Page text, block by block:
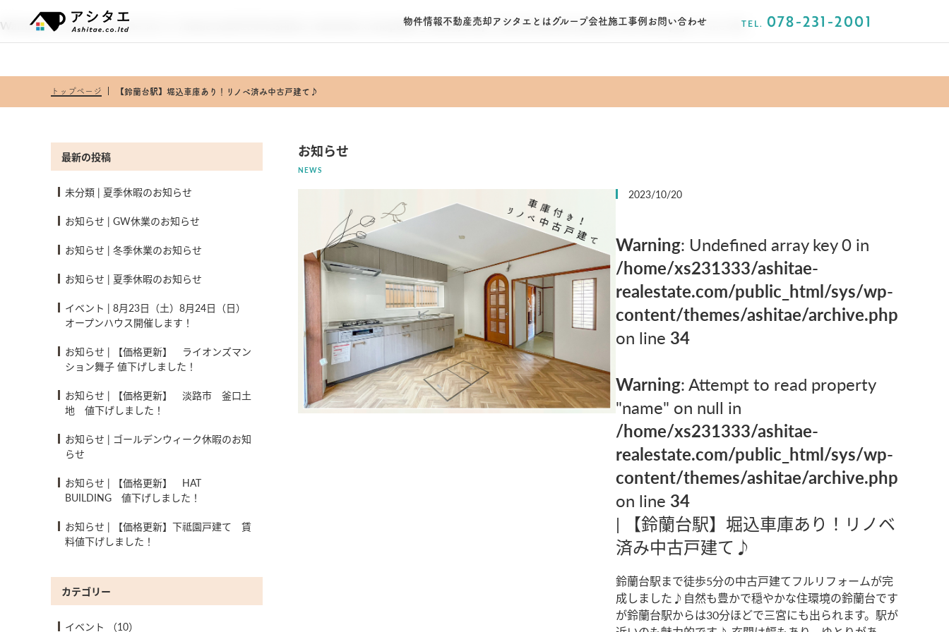
Warning: Undefined variable $url in /home/xs231333/ashitae-realestate.com/public_html/sys/wp-content/themes/ashitae/functions.phpon line 141
物件情報不動産売却 アシタエとは グループ会社施工事例 お問い合わせ TEL. 078-231-2001
トップページ 【鈴蘭台駅】堀込車庫あり！リノベ済み中古戸建て♪
最新の投稿
未分類 | 夏季休暇のお知らせ
お知らせ | GW休業のお知らせ
お知らせ | 冬季休業のお知らせ
お知らせ | 夏季休暇のお知らせ
イベント | 8月23日（土）8月24日（日）
オープンハウス開催します！
お知らせ | 【価格更新】 ライオンズマン
ション舞子 値下げしました！
お知らせ | 【価格更新】 淡路市 釜口土
地 値下げしました！
お知らせ | ゴールデンウィーク休暇のお知
らせ
お知らせ | 【価格更新】 HAT
BUILDING 値下げしました！
お知らせ | 【価格更新】下祗園戸建て 賃
料値下げしました！
カテゴリー
イベント （10）
お知らせ
NEWS
2023/10/20
Warning: Undefined array key 0 in
/home/xs231333/ashitae-
realestate.com/public_html/sys/wp-
content/themes/ashitae/archive.php
on line 34
Warning: Attempt to read property
"name" on null in
/home/xs231333/ashitae-
realestate.com/public_html/sys/wp-
content/themes/ashitae/archive.php
on line 34
|
【鈴蘭台駅】堀込車庫あり！リノベ
済み中古戸建て♪
鈴蘭台駅まで徒歩5分の中古戸建てフルリフォームが完
成しました♪自然も豊かで穏やかな住環境の鈴蘭台です
が鈴蘭台駅からは30分ほどで三宮にも出られます。駅が